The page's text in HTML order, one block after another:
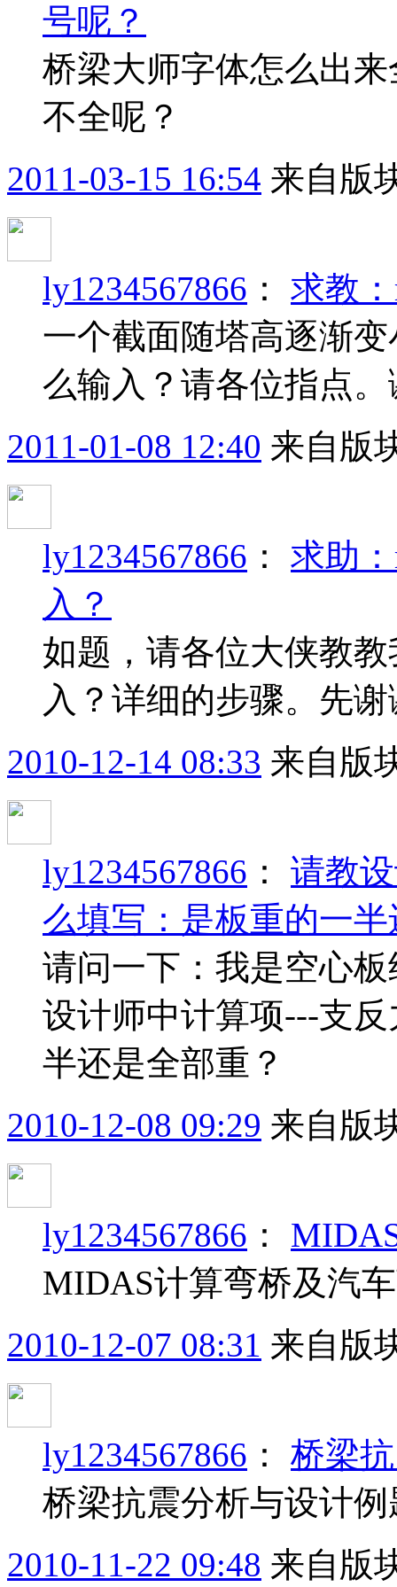
号呢？
桥梁大师字体怎么出
不全呢？
2011-03-15 16:54 来自版
ly1234567866 ： 求教
一个截面随塔高逐渐
么输入？请各位指点。
2011-01-08 12:40 来自版
ly1234567866 ： 求助
入？
如题，请各位大侠教
入？详细的步骤。先
2010-12-14 08:33 来自版
ly1234567866 ： 请教
么填写：是板重的一
请问一下：我是空心
设计师中计算项---支
半还是全部重？
2010-12-08 09:29 来自版
ly1234567866 ：
MIDAS计算弯桥及汽
2010-12-07 08:31 来自版
ly1234567866 ： 桥梁
桥梁抗震分析与设计例
2010-11-22 09:48 来自版